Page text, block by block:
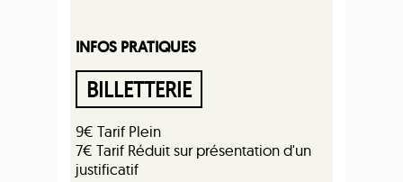
INFOS PRATIQUES
BILLETTERIE
9€ Tarif Plein
7€ Tarif Réduit sur présentation d'un
justificatif